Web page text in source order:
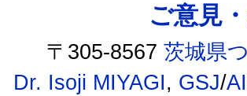
ご意見
〒305-8567茨城県
Dr. Isoji MIYAGI, GSJ/